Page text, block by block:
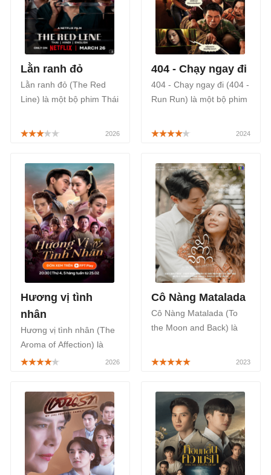
ngày 10/05/2025.
Lằn ranh đỏ
Lằn ranh đỏ (The Red
Line) là một bộ phim Thái
kịch tính, giật gân, xoay
tâm giành lại cuộc đời
mình, được phát sóng
chính thức trên Netflix bắt
đầu từ ngày 26/03/2026.
404 - Chạy ngay đi
404 - Chạy ngay đi (404 -
Run Run) là một bộ phim
thể loại hài, kinh dị với sự
Lâm và Diệp Bảo Ngọc,
được phát sóng trên
Galaxy Play.
Hương vị tình
nhân
Hương vị tình nhân (The
Aroma of Affection) là
một bộ phim cổ trang
phát sóng chính thức trên
FPT Play, TV360 bắt đầu
từ ngày 25/02/2026.
Cô Nàng Matalada
Cô Nàng Matalada (To
the Moon and Back) là
thuộc thể loại tâm lý tình
câu chuyện về tình yêu
và cuộc sống, mang đến
những giây phút thú vị.